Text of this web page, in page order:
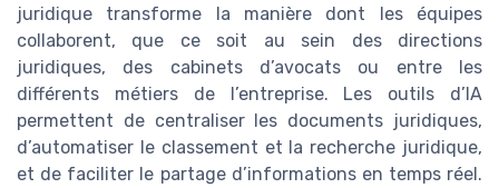
juridique transforme la manière dont les équipes
collaborent, que ce soit au sein des directions
juridiques, des cabinets d’avocats ou entre les
différents métiers de l’entreprise. Les outils d’IA
permettent de centraliser les documents juridiques,
d’automatiser le classement et la recherche juridique,
et de faciliter le partage d’informations en temps réel.